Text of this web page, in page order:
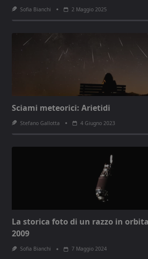
Sofia Bianchi 2 Maggio 2025
Sciami meteorici: Arietidi
Stefano Gallotta 4 Giugno 2023
La storica foto di un razzo in
2009
Sofia Bianchi 7 Maggio 2024